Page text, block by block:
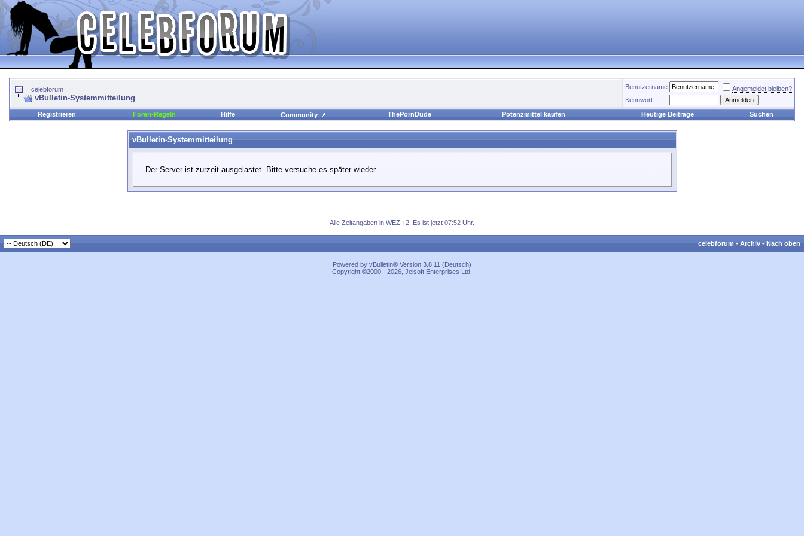
celebforum
vBulletin-Systemmitteilung
Benutzername
Angemeldet bleiben?
Kennwort
Registrieren
Foren-Regeln Hilfe Community ThePornDude Potenzmittel kaufen Heutige Beiträge Suchen
vBulletin-Systemmitteilung
Der Server ist zurzeit ausgelastet. Bitte versuche es später wieder.
Alle Zeitangaben in WEZ +2. Es ist jetzt 07:52 Uhr.
celebforum-Archiv-Nach oben
Powered by vBulletin® Version 3.8.11 (Deutsch)
Copyright ©2000 - 2026, Jelsoft Enterprises Ltd.